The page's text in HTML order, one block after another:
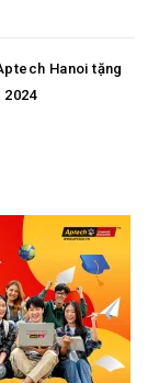
Hanoi tặng
2024